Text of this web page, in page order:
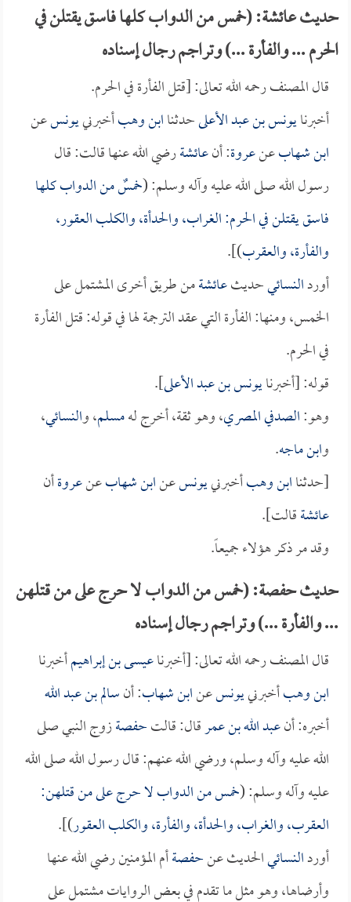
حديث عائشة: (خمس من الدواب كلها فاسق يقتلن في
الحرم ... والفأرة ...) وتراجم رجال إسناده
قال المصنف رحمه الله تعالى: [قتل الفأرة في الحرم.
أخبرنايونس بن عبد الأعلىحدثناابن وهبأخبرنييونسعن
ابن شهابعنعروة: أنعائشةرضي الله عنها قالت: قال
رسول الله صلى الله عليه وآله وسلم: (خمسٌ من الدواب كلها
فاسق يقتلن في الحرم: الغراب، والحدأة، والكلب العقور،
والفأرة، والعقرب)].
أوردالنسائيحديثعائشةمن طريق أخرى المشتمل على
الخمس، ومنها: الفأرة التي عقد الترجمة لها في قوله: قتل الفأرة
في الحرم.
قوله: [أخبرنايونس بن عبد الأعلى].
وهو:الصدفي المصري، وهو ثقة، أخرج لهمسلم، والنسائي،
وابن ماجه.
[حدثناابن وهبأخبرنييونسعنابن شهابعنعروةأن
عائشةقالت].
وقد مر ذكر هؤلاء جميعاً.
حديث حفصة: (خمس من الدواب لا حرج على من قتلهن
... والفأرة ...) وتراجم رجال إسناده
قال المصنف رحمه الله تعالى: [أخبرناعيسى بن إبراهيمأخبرنا
ابن وهبأخبرنييونسعنابن شهاب: أنسالم بن عبد الله
أخبره: أنعبد الله بن عمرقال: قالتحفصةزوج النبي صلى
الله عليه وآله وسلم، ورضي الله عنهم: قال رسول الله صلى الله
عليه وآله وسلم: (خمس من الدواب لا حرج على من قتلهن:
العقرب، والغراب، والحدأة، والفأرة، والكلب العقور)].
أوردالنسائيالحديث عنحفصةأم المؤمنين رضي الله عنها
وأرضاها، وهو مثل ما تقدم في بعض الروايات مشتمل على